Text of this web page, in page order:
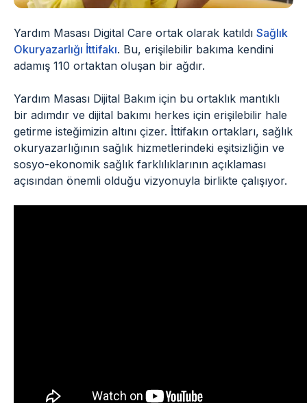
Yardım Masası Digital Care ortak olarak katıldı Sağlık
Okuryazarlığı İttifakı. Bu, erişilebilir bakıma kendini
adamış 110 ortaktan oluşan bir ağdır.
Yardım Masası Dijital Bakım için bu ortaklık mantıklı
bir adımdır ve dijital bakımı herkes için erişilebilir hale
getirme isteğimizin altını çizer. İttifakın ortakları, sağlık
okuryazarlığının sağlık hizmetlerindeki eşitsizliğin ve
sosyo-ekonomik sağlık farklılıklarının açıklaması
açısından önemli olduğu vizyonuyla birlikte çalışıyor.